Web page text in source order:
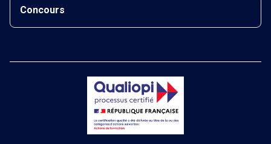
Concours